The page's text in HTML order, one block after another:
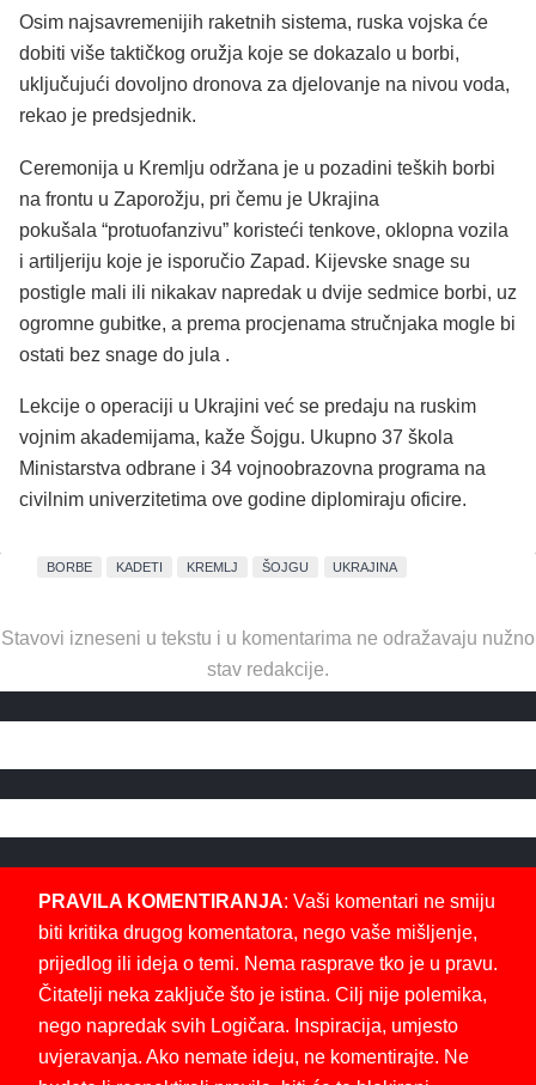
Osim najsavremenijih raketnih sistema, ruska vojska će
dobiti više taktičkog oružja koje se dokazalo u borbi,
uključujući dovoljno dronova za djelovanje na nivou voda,
rekao je predsjednik.
Ceremonija u Kremlju održana je u pozadini teških borbi
na frontu u Zaporožju, pri čemu je Ukrajina
pokušala “protuofanzivu” koristeći tenkove, oklopna vozila
i artiljeriju koje je isporučio Zapad. Kijevske snage su
postigle mali ili nikakav napredak u dvije sedmice borbi, uz
ogromne gubitke, a prema procjenama stručnjaka mogle bi
ostati bez snage do jula .
Lekcije o operaciji u Ukrajini već se predaju na ruskim
vojnim akademijama, kaže Šojgu. Ukupno 37 škola
Ministarstva odbrane i 34 vojnoobrazovna programa na
civilnim univerzitetima ove godine diplomiraju oficire.
BORBE KADETI KREMLJ ŠOJGU UKRAJINA
Stavovi izneseni u tekstu i u komentarima ne odražavaju nužno
stav redakcije.
PRAVILA KOMENTIRANJA: Vaši komentari ne smiju
biti kritika drugog komentatora, nego vaše mišljenje,
prijedlog ili ideja o temi. Nema rasprave tko je u pravu.
Čitatelji neka zaključe što je istina. Cilj nije polemika,
nego napredak svih Logičara. Inspiracija, umjesto
uvjeravanja. Ako nemate ideju, ne komentirajte. Ne